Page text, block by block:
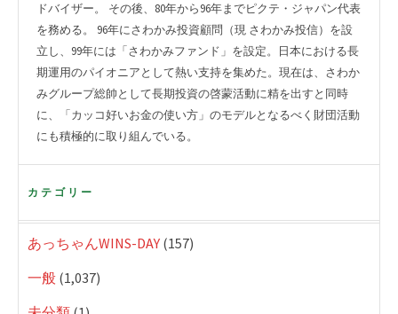
ドバイザー。 その後、80年から96年までピクテ・ジャパン代表
を務める。 96年にさわかみ投資顧問（現 さわかみ投信）を設
立し、99年には「さわかみファンド」を設定。日本における長
期運用のパイオニアとして熱い支持を集めた。現在は、さわか
みグループ総帥として長期投資の啓蒙活動に精を出すと同時
に、「カッコ好いお金の使い方」のモデルとなるべく財団活動
にも積極的に取り組んでいる。
カテゴリー
あっちゃんWINS-DAY (157)
一般 (1,037)